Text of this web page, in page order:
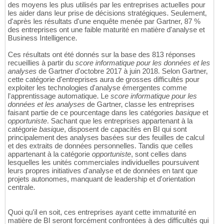
des moyens les plus utilisés par les entreprises actuelles pour
les aider dans leur prise de décisions stratégiques. Seulement,
d'après les résultats d'une enquête menée par Gartner, 87 %
des entreprises ont une faible maturité en matière d'analyse et
Business Intelligence.
Ces résultats ont été donnés sur la base des 813 réponses
recueillies à partir du score informatique pour les données et les
analyses de Gartner d'octobre 2017 à juin 2018. Selon Gartner,
cette catégorie d'entreprises aura de grosses difficultés pour
exploiter les technologies d'analyse émergentes comme
l'apprentissage automatique. Le score informatique pour les
données et les analyses de Gartner, classe les entreprises
faisant partie de ce pourcentage dans les catégories basique et
opportuniste. Sachant que les entreprises appartenant à la
catégorie basique, disposent de capacités en BI qui sont
principalement des analyses basées sur des feuilles de calcul
et des extraits de données personnelles. Tandis que celles
appartenant à la catégorie opportuniste, sont celles dans
lesquelles les unités commerciales individuelles poursuivent
leurs propres initiatives d'analyse et de données en tant que
projets autonomes, manquant de leadership et d'orientation
centrale.
Quoi qu'il en soit, ces entreprises ayant cette immaturité en
matière de BI seront forcément confrontées à des difficultés qui